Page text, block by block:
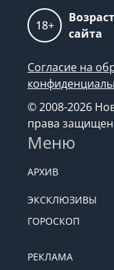
18+
сайта
Согласие на
© 2008-2026
права
Меню
АРХИВ
ЭКСКЛЮЗИВЫ
ГОРОСКОП
РЕКЛАМА